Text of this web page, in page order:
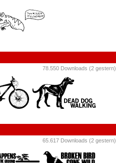
78.550 Downloads (2 gestern)
65.617 Downloads (2 gestern)